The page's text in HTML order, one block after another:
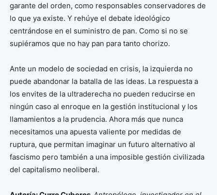
garante del orden, como responsables conservadores de
lo que ya existe. Y rehúye el debate ideológico
centrándose en el suministro de pan. Como si no se
supiéramos que no hay pan para tanto chorizo.
Ante un modelo de sociedad en crisis, la izquierda no
puede abandonar la batalla de las ideas. La respuesta a
los envites de la ultraderecha no pueden reducirse en
ningún caso al enroque en la gestión institucional y los
llamamientos a la prudencia. Ahora más que nunca
necesitamos una apuesta valiente por medidas de
ruptura, que permitan imaginar un futuro alternativo al
fascismo pero también a una imposible gestión civilizada
del capitalismo neoliberal.